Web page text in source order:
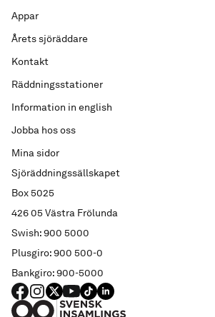
Sjöräddningssällskapet
Box 5025
426 05 Västra Frölunda
Swish: 900 5000
Plusgiro: 900 500-0
Bankgiro: 900-5000
Appar
Årets sjöräddare
Kontakt
Räddningsstationer
Information in english
Jobba hos oss
Mina sidor
FACEBOOK
Instagram
X YouTube
TIKTOKLINKED IN